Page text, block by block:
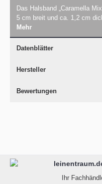
Das Halsband „Caramella
5 cm breit und ca. 1,2 cm
Mehr
Datenblätter
Hersteller
Bewertungen
Ihr